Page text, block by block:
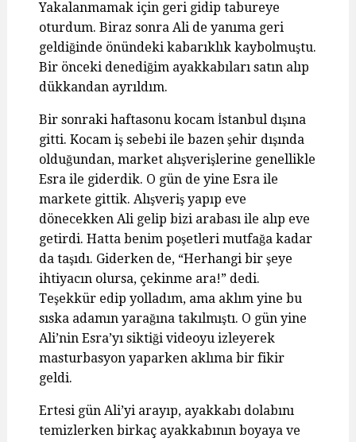
Yakalanmamak için geri gidip tabureye
oturdum. Biraz sonra Ali de yanıma geri
geldiğinde önündeki kabarıklık kaybolmuştu.
Bir önceki denediğim ayakkabıları satın alıp
dükkandan ayrıldım.
Bir sonraki haftasonu kocam İstanbul dışına
gitti. Kocam iş sebebi ile bazen şehir dışında
olduğundan, market alışverişlerine genellikle
Esra ile giderdik. O gün de yine Esra ile
markete gittik. Alışveriş yapıp eve
dönecekken Ali gelip bizi arabası ile alıp eve
getirdi. Hatta benim poşetleri mutfağa kadar
da taşıdı. Giderken de, “Herhangi bir şeye
ihtiyacın olursa, çekinme ara!” dedi.
Teşekkür edip yolladım, ama aklım yine bu
sıska adamın yarağına takılmıştı. O gün yine
Ali’nin Esra’yı siktiği videoyu izleyerek
masturbasyon yaparken aklıma bir fikir
geldi.
Ertesi gün Ali’yi arayıp, ayakkabı dolabını
temizlerken birkaç ayakkabının boyaya ve